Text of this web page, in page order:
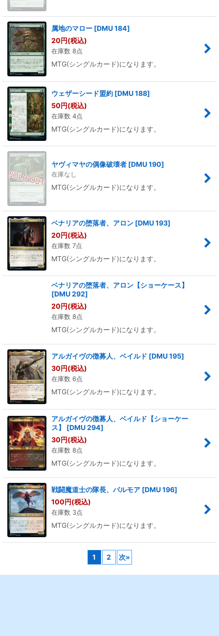
属地のマロー [DMU 184]
20円(税込)
在庫数 8点
MTG(シングルカード)になります。
ウェザーシード盟約 [DMU 188]
50円(税込)
在庫数 4点
MTG(シングルカード)になります。
ヤヴィマヤの偶像破壊者 [DMU 190]
在庫なし
MTG(シングルカード)になります。
ベナリアの堕落者、アロン [DMU 193]
20円(税込)
在庫数 7点
MTG(シングルカード)になります。
ベナリアの堕落者、アロン【ショーケース】
[DMU 292]
20円(税込)
在庫数 8点
MTG(シングルカード)になります。
アルガイヴの徴募人、ベイルド [DMU 195]
30円(税込)
在庫数 6点
MTG(シングルカード)になります。
アルガイヴの徴募人、ベイルド【ショーケー
ス】
[DMU 294]
30円(税込)
在庫数 8点
MTG(シングルカード)になります。
戦闘魔道士の隊長、バルモア [DMU 196]
100円(税込)
在庫数 3点
MTG(シングルカード)になります。
1 2 次»